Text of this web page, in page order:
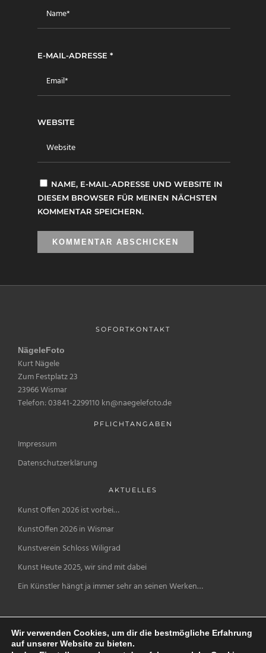
E-MAIL-ADRESSE *
WEBSITE
NAME, E-MAIL-ADRESSE UND WEBSITE IN
DIESEM BROWSER FÜR MEINEN NÄCHSTEN
KOMMENTAR SPEICHERN.
SOFORTKONTAKT
NägeleFoto
Kurt Nägele
Zum Festplatz 23
23966 Wismar
Telefon: 03841-2299110 kn@naegelefoto.de
PFLICHTANGABEN
Impressum
Datenschutzerklärung
AKTUELLES
Kunst Offen 2026 ist vorbei…
KunstOffen 2026 in Wismar
Kunstverein Schloss Wiligrad
Kunst Heute 2025, wir sind mit dabei
Ein Künstler hängt ja immer sehr an seinen Werken…
Wir verwenden Cookies, um dir die bestmögliche Erfahrung
auf unserer Website zu bieten.